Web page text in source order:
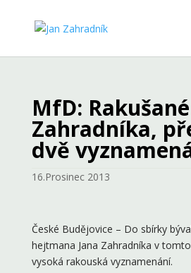
MfD:
Zahradníka,
dvě
16.Prosinec 2013
České Budějovice – Do sbírky
hejtmana Jana Zahradníka v
vysoká rakouská vyznamenání.